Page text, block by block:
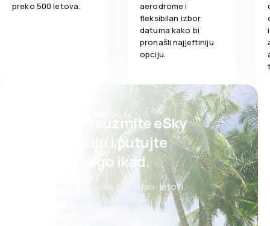
preko 500 letova.
aerodrome i
fleksibilan izbor
datuma kako bi
pronašli najjeftiniju
opciju.
Psst! Preuzmite eSky
aplikaciju i putujte
lakše nego ikad.
Nove ponude svaki dan: letovi,
ljetovanja, putovanja
Jednostavno upravljanje